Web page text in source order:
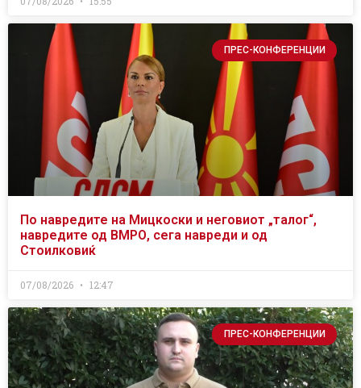
ПРЕС-КОНФЕРЕНЦИИ
По навредите на Мицкоски и неговиот „талог“,
навредите од ВМРО, сега навреди и од
Стоилковиќ
07/08/2026 12:47
ПРЕС-КОНФЕРЕНЦИИ